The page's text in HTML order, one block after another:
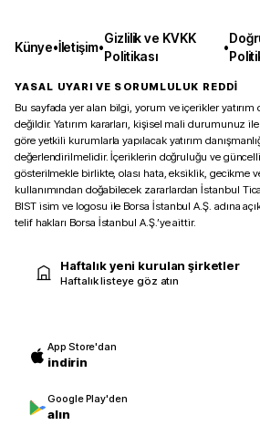
Künye•İletişim•
Gizlilik ve KVKK
Politikası
•
YASAL UYARI VE SORUMLULUK REDDİ
Bu sayfada yer alan bilgi, yorum ve içerikler yatırım
değildir. Yatırım kararları, kişisel mali durumunuz
göre yetkili kurumlarla yapılacak yatırım
değerlendirilmelidir. İçeriklerin doğruluğu ve
gösterilmekle birlikte, olası hata, eksiklik, gecikme
kullanımından doğabilecek zararlardan İstanbul
BIST isim ve logosu ile Borsa İstanbul A.Ş. adına
telif hakları Borsa İstanbul A.Ş.’ye aittir.
Haftalık yeni kurulan şirketler
Haftalık listeye göz atın
App Store'dan
indirin
Google Play'den
alın